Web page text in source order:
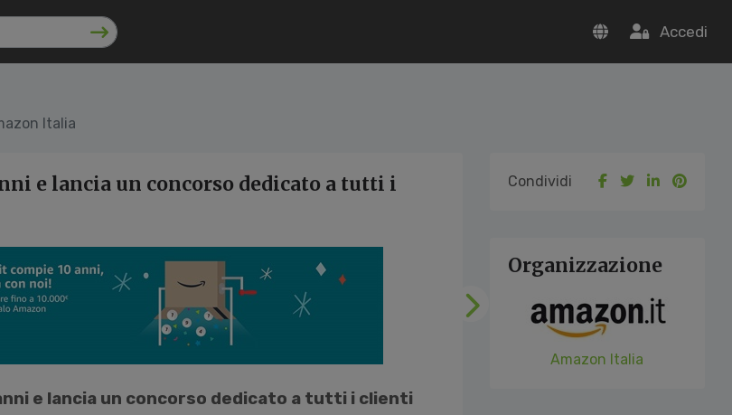
Accedi
Italia
e lancia un concorso dedicato a tutti i
Successivo
e lancia un concorso dedicato a tutti i clienti
Condividi
Organizzazione
Amazon Italia